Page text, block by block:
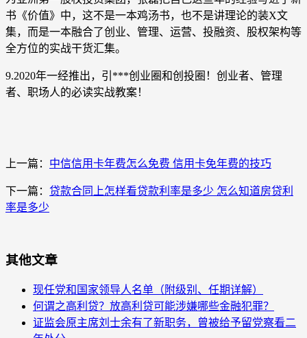
书《价值》中，这不是一本鸡汤书，也不是讲理论的装X文
集，而是一本融合了创业、管理、运营、投融资、股权架构等
全方位的实战干货汇集。
9.2020年一经推出，引***创业圈和创投圈！创业者、管理
者、职场人的必读实战教案！
上一篇： 中信信用卡年费怎么免费 信用卡免年费的技巧
下一篇： 贷款合同上怎样看贷款利率是多少 怎么知道房贷利
率是多少
其他文章
现任党和国家领导人名单（附级别、任期详解）
何谓之高利贷？放高利贷可能涉嫌哪些金融犯罪？
证监会原主席刘士余有了新职务，曾被给予留党察看二